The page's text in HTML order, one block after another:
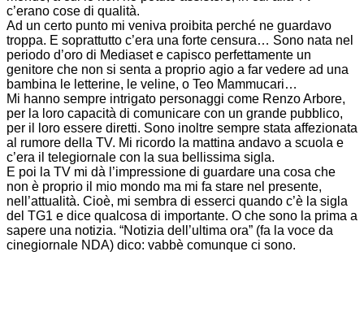
c’erano cose di qualità.
Ad un certo punto mi veniva proibita perché ne guardavo
troppa. E soprattutto c’era una forte censura… Sono nata nel
periodo d’oro di Mediaset e capisco perfettamente un
genitore che non si senta a proprio agio a far vedere ad una
bambina le letterine, le veline, o Teo Mammucari…
Mi hanno sempre intrigato personaggi come Renzo Arbore,
per la loro capacità di comunicare con un grande pubblico,
per il loro essere diretti. Sono inoltre sempre stata affezionata
al rumore della TV. Mi ricordo la mattina andavo a scuola e
c’era il telegiornale con la sua bellissima sigla.
E poi la TV mi dà l’impressione di guardare una cosa che
non è proprio il mio mondo ma mi fa stare nel presente,
nell’attualità. Cioè, mi sembra di esserci quando c’è la sigla
del TG1 e dice qualcosa di importante. O che sono la prima a
sapere una notizia. “Notizia dell’ultima ora” (fa la voce da
cinegiornale NDA) dico: vabbè comunque ci sono.